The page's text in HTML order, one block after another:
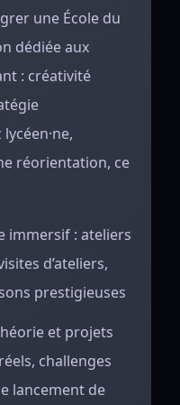
une École du
dédiée aux
: créativité
réorientation, ce
immersif : ateliers
d’ateliers,
prestigieuses
et projets
challenges
lancement de